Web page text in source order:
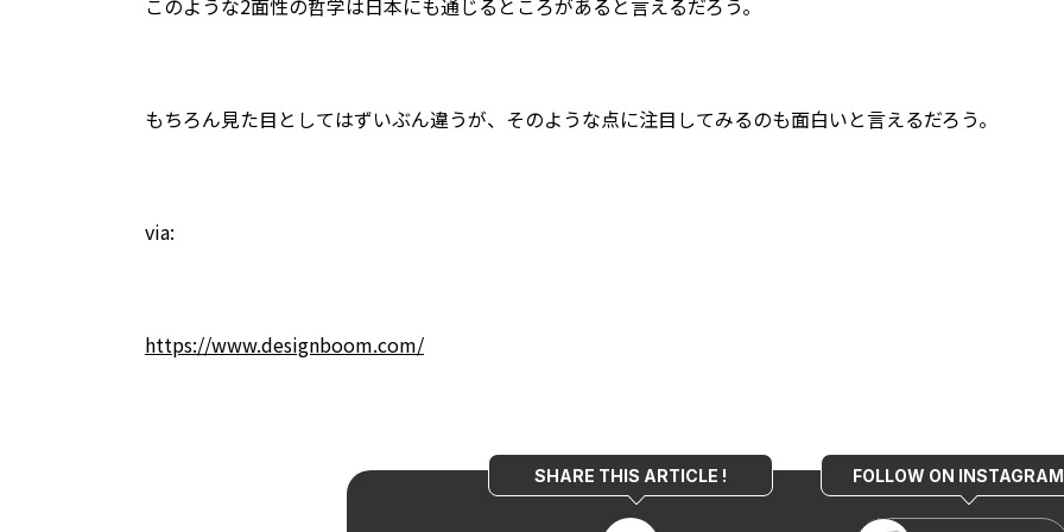
このような2面性の哲学は日本にも通じるところがあると言えるだろう。
もちろん見た目としてはずいぶん違うが、そのような点に注目してみるのも面白いと言えるだろう。
via:
https://www.designboom.com/
SHARE THIS ARTICLE ! FOLLOW ON